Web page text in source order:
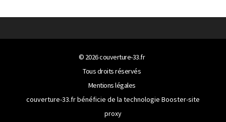
© 2026couverture-33.fr
Tous droits réservés
Mentions légales
couverture-33.fr bénéficie de la technologie Booster-site
proxy